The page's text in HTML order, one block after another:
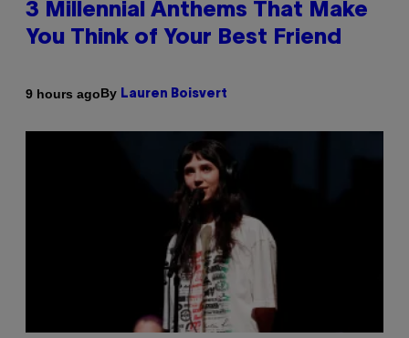
3 Millennial Anthems That Make
You Think of Your Best Friend
9 hours agoBy Lauren Boisvert